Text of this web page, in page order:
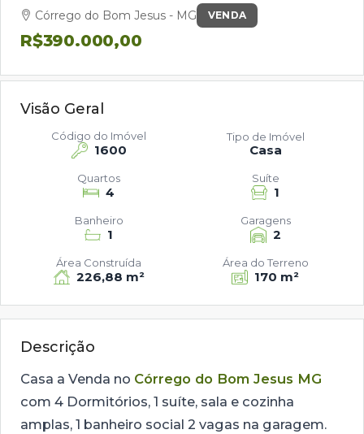
VENDA
Córrego do Bom Jesus - MG
R$390.000,00
Visão Geral
1600
Código do Imóvel
Casa
Tipo de Imóvel
4
Quartos
1
Suíte
1
Banheiro
2
Garagens
226,88 m²
Área Construída
170 m²
Área do Terreno
Descrição
Casa a Venda no Córrego do Bom Jesus MG
com 4 Dormitórios, 1 suíte, sala e cozinha
amplas, 1 banheiro social 2 vagas na garagem.